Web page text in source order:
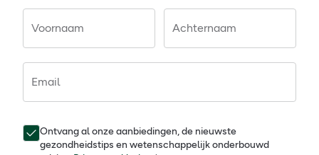
Voornaam Achternaam
Email
Ontvang al onze aanbiedingen, de nieuwste
gezondheidstips en wetenschappelijk onderbouwd